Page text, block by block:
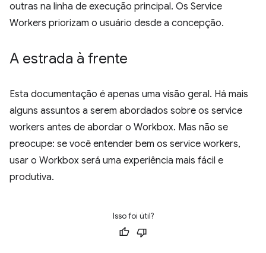
outras na linha de execução principal. Os Service
Workers priorizam o usuário desde a concepção.
A estrada à frente
Esta documentação é apenas uma visão geral. Há mais
alguns assuntos a serem abordados sobre os service
workers antes de abordar o Workbox. Mas não se
preocupe: se você entender bem os service workers,
usar o Workbox será uma experiência mais fácil e
produtiva.
Isso foi útil?